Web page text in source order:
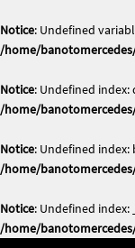
Notice: Undefined
/home/
Notice: Undefined index:
/home/
Notice: Undefined
/home/
Notice: Undefined index:
/home/